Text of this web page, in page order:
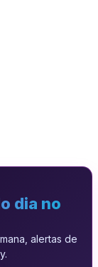
dia no
alertas de